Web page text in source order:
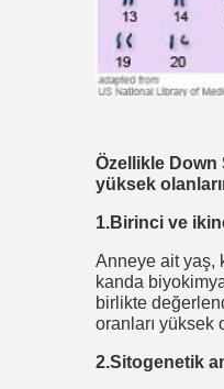
Özellikle
yüksek
1.Birinci ve
Anneye ait yaş,
kanda
birlikte
oranları yüksek
2.Sitogenetik